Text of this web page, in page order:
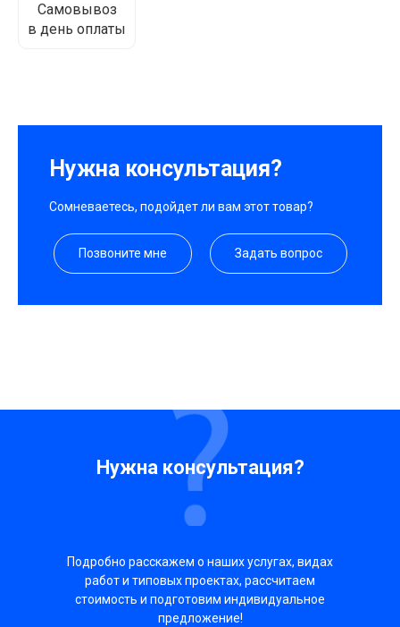
Самовывоз
в день оплаты
Нужна консультация?
Сомневаетесь, подойдет ли вам этот товар?
Позвоните мне Задать вопрос
Нужна консультация?
Подробно расскажем о наших услугах, видах
работ и типовых проектах, рассчитаем
стоимость и подготовим индивидуальное
предложение!